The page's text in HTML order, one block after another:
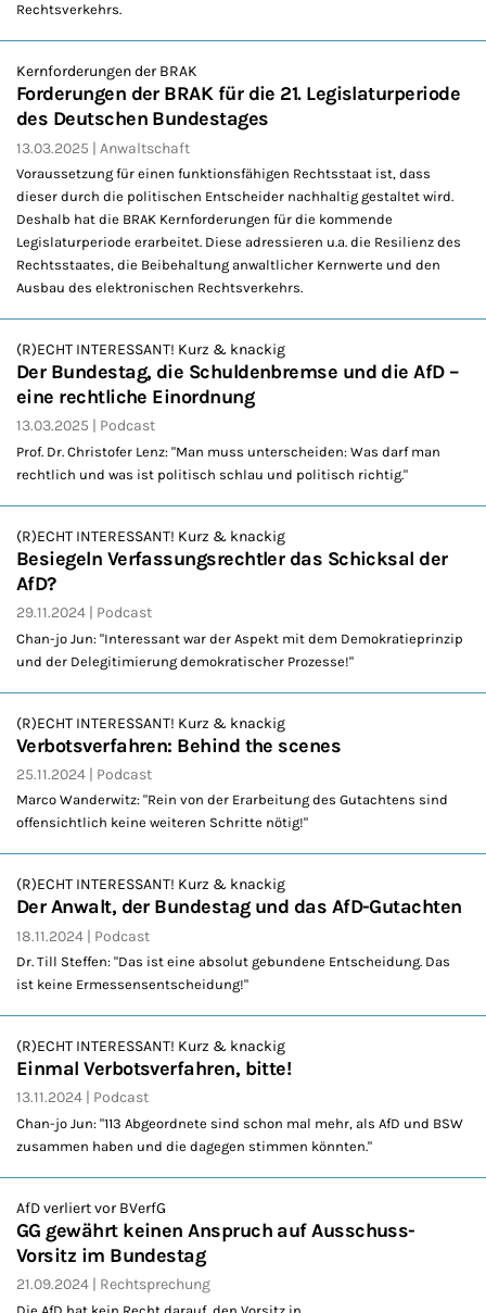
Rechtsverkehrs.
Kernforderungen der BRAK
Forderungen der BRAK für die 21. Legislaturperiode
des Deutschen Bundestages
13.03.2025 Anwaltschaft
Voraussetzung für einen funktionsfähigen Rechtsstaat ist, dass
dieser durch die politischen Entscheider nachhaltig gestaltet wird.
Deshalb hat die BRAK Kernforderungen für die kommende
Legislaturperiode erarbeitet. Diese adressieren u.a. die Resilienz des
Rechtsstaates, die Beibehaltung anwaltlicher Kernwerte und den
Ausbau des elektronischen Rechtsverkehrs.
(R)ECHT INTERESSANT! Kurz & knackig
Der Bundestag, die Schuldenbremse und die AfD –
eine rechtliche Einordnung
13.03.2025 Podcast
Prof. Dr. Christofer Lenz: "Man muss unterscheiden: Was darf man
rechtlich und was ist politisch schlau und politisch richtig."
(R)ECHT INTERESSANT! Kurz & knackig
Besiegeln Verfassungsrechtler das Schicksal der
AfD?
29.11.2024 Podcast
Chan-jo Jun: "Interessant war der Aspekt mit dem Demokratieprinzip
und der Delegitimierung demokratischer Prozesse!"
(R)ECHT INTERESSANT! Kurz & knackig
Verbotsverfahren: Behind the scenes
25.11.2024 Podcast
Marco Wanderwitz: "Rein von der Erarbeitung des Gutachtens sind
offensichtlich keine weiteren Schritte nötig!"
(R)ECHT INTERESSANT! Kurz & knackig
Der Anwalt, der Bundestag und das AfD-Gutachten
18.11.2024 Podcast
Dr. Till Steffen: "Das ist eine absolut gebundene Entscheidung. Das
ist keine Ermessensentscheidung!"
(R)ECHT INTERESSANT! Kurz & knackig
Einmal Verbotsverfahren, bitte!
13.11.2024 Podcast
Chan-jo Jun: "113 Abgeordnete sind schon mal mehr, als AfD und BSW
zusammen haben und die dagegen stimmen könnten."
AfD verliert vor BVerfG
GG gewährt keinen Anspruch auf Ausschuss-
Vorsitz im Bundestag
21.09.2024 Rechtsprechung